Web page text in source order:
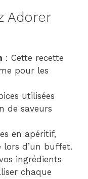
Adorer
: Cette recette
pour les
utilisées
de saveurs
en apéritif,
d’un buffet.
ingrédients
chaque